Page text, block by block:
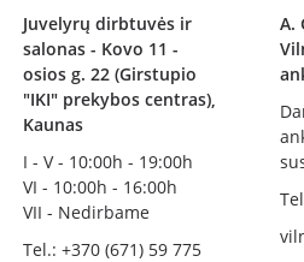
Juvelyrų dirbtuvės ir
salonas - Kovo 11 -
osios g. 22 (Girstupio
"IKI" prekybos centras),
Kaunas
I - V - 10:00h - 19:00h
VI - 10:00h - 16:00h
VII - Nedirbame
Tel.: +370 (671) 59 775
A.